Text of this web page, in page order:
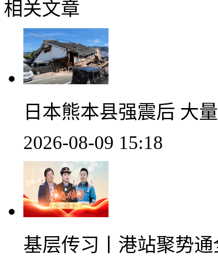
相关文章
日本熊本县强震后 大
2026-08-09 15:18
基层传习丨港站聚势